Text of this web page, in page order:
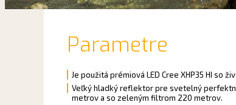
Parametre
Je použitá prémiová LED Cree XHP35 HI so
Veľký hladký reflektor pre svetelný
metrov a so zeleným filtrom 220 metrov.